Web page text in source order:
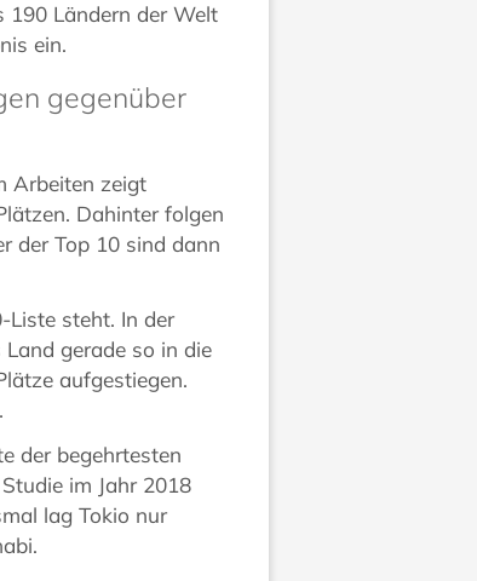
190 Ländern der Welt
ein.
gegenüber
Arbeiten zeigt
Dahinter folgen
der Top 10 sind dann
Liste steht. In der
gerade so in die
aufgestiegen.
der begehrtesten
im Jahr 2018
lag Tokio nur